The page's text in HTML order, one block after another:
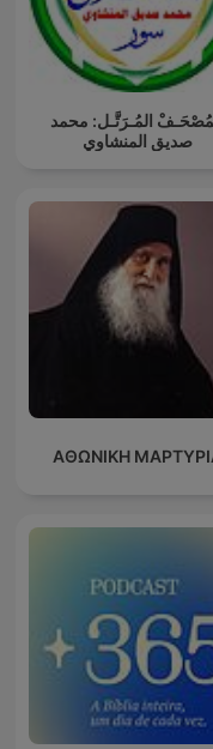
المُـرَتَّـل: محمد
صديق المنشاوي
ΑΘΩΝΙΚΗ